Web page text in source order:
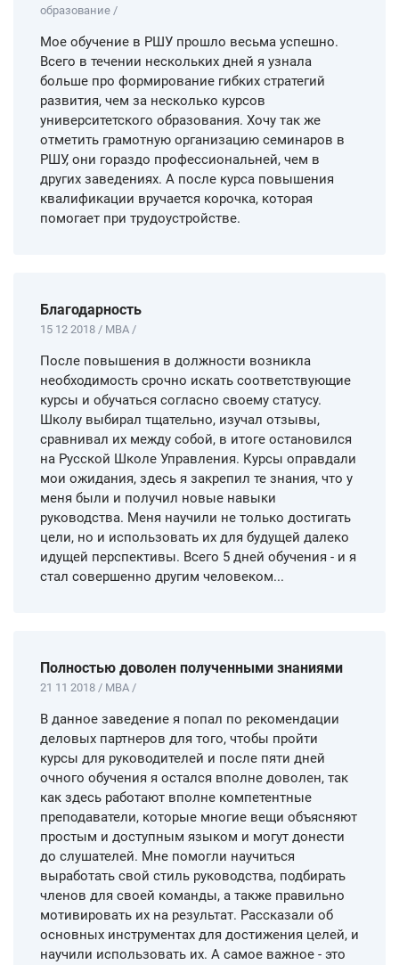
образование /
Мое обучение в РШУ прошло весьма успешно.
Всего в течении нескольких дней я узнала
больше про формирование гибких стратегий
развития, чем за несколько курсов
университетского образования. Хочу так же
отметить грамотную организацию семинаров в
РШУ, они гораздо профессиональней, чем в
других заведениях. А после курса повышения
квалификации вручается корочка, которая
помогает при трудоустройстве.
Благодарность
15 12 2018 / MBA /
После повышения в должности возникла
необходимость срочно искать соответствующие
курсы и обучаться согласно своему статусу.
Школу выбирал тщательно, изучал отзывы,
сравнивал их между собой, в итоге остановился
на Русской Школе Управления. Курсы оправдали
мои ожидания, здесь я закрепил те знания, что у
меня были и получил новые навыки
руководства. Меня научили не только достигать
цели, но и использовать их для будущей далеко
идущей перспективы. Всего 5 дней обучения - и я
стал совершенно другим человеком...
Полностью доволен полученными знаниями
21 11 2018 / MBA /
В данное заведение я попал по рекомендации
деловых партнеров для того, чтобы пройти
курсы для руководителей и после пяти дней
очного обучения я остался вполне доволен, так
как здесь работают вполне компетентные
преподаватели, которые многие вещи объясняют
простым и доступным языком и могут донести
до слушателей. Мне помогли научиться
выработать свой стиль руководства, подбирать
членов для своей команды, а также правильно
мотивировать их на результат. Рассказали об
основных инструментах для достижения целей, и
научили использовать их. А самое важное - это